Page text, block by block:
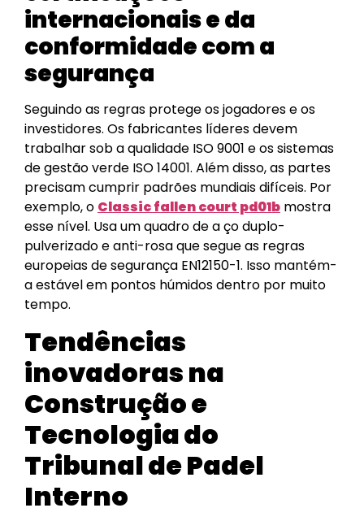
internacionais e da
conformidade com a
segurança
Seguindo as regras protege os jogadores e os
investidores. Os fabricantes líderes devem
trabalhar sob a qualidade ISO 9001 e os sistemas
de gestão verde ISO 14001. Além disso, as partes
precisam cumprir padrões mundiais difíceis. Por
exemplo, o Classic fallen court pd01b mostra
esse nível. Usa um quadro de a ço duplo-
pulverizado e anti-rosa que segue as regras
europeias de segurança EN12150-1. Isso mantém-
a estável em pontos húmidos dentro por muito
tempo.
Tendências
inovadoras na
Construção e
Tecnologia do
Tribunal de Padel
Interno